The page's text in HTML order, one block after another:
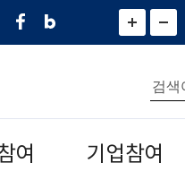
페
네
그
)
화
면
면
소
통
합
검
색
여 기업참여